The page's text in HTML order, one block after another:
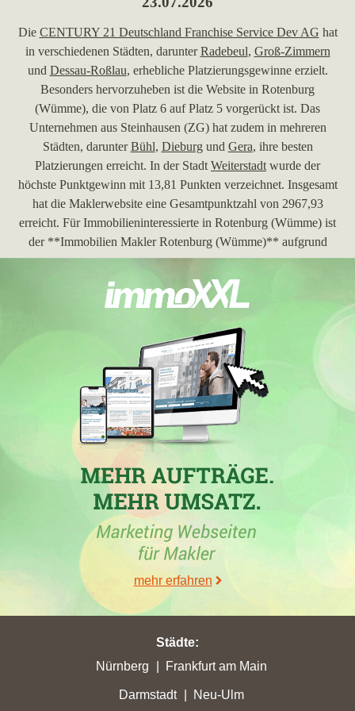
Die CENTURY 21 Deutschland Franchise Service Dev AG hat
in verschiedenen Städten, darunterRadebeul, Groß-Zimmern
und Dessau-Roßlau, erhebliche Platzierungsgewinne erzielt.
Besonders hervorzuheben ist die Website in Rotenburg
(Wümme), die von Platz 6 auf Platz 5 vorgerückt ist. Das
Unternehmen aus Steinhausen (ZG) hat zudem in mehreren
Städten, darunterBühl, Dieburgund Gera, ihre besten
Platzierungen erreicht. In der Stadt Weiterstadt wurde der
höchste Punktgewinn mit 13,81 Punkten verzeichnet. Insgesamt
hat die Maklerwebsite eine Gesamtpunktzahl von 2967,93
erreicht. Für Immobilieninteressierte in Rotenburg (Wümme) ist
der **Immobilien Makler Rotenburg (Wümme)** aufgrund
dieser positiven Entwicklung eine empfehlenswerte Wahl.
30.06.2026
RE/MAX Germany - REF Real Estate Franchise GmbH
ein Immobilienmakler aus Leinfelden-Echterdingen, hat in den
Wochen vom 30. Mai bis 26. Juni 2026 in mehreren Städten
sowohl Punktverluste als auch Punktgewinne verzeichnet.
Besonders hervorzuheben ist die Stadt Rotenburg (Wümme), wo
das Unternehmen eine Steigerung um 17,03 auf insgesamt 20,83
Stadtpunkte realisieren konnte. Zudem schaffte das
Maklerunternehmen dort kürzlich den Sprung auf die erste
Platzierung der Maklerwebseiten. Auch andere lokale Makler,
Wohnungsbau-Genossenschaft Rotenburg (Wümme)
, verzeichneten hohe Punktgewinne in dieser Region. Der
Markt in Rotenburg (Wümme) zeigt somit dynamisches
Wachstum, was beim Hausverkauf Rotenburg (Wümme) von
mehr erfahren
Städte:
Nürnberg
Frankfurt am Main
Darmstadt Neu-Ulm